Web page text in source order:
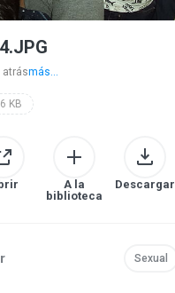
atrásmás...
KB
A la
biblioteca
Descargar
Sexual